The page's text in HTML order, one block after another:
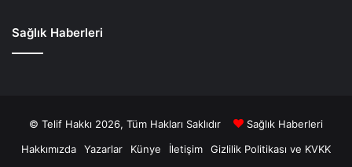
Sağlık Haberleri
© Telif Hakkı 2026, Tüm Hakları Saklıdır
Sağlık Haberleri
Hakkımızda
Yazarlar Künye İletişim Gizlilik Politikası ve KVKK